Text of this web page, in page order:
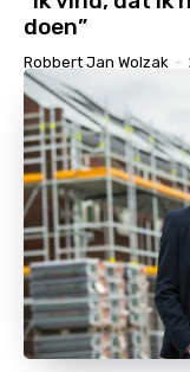
doen”
Robbert Jan Wolzak -